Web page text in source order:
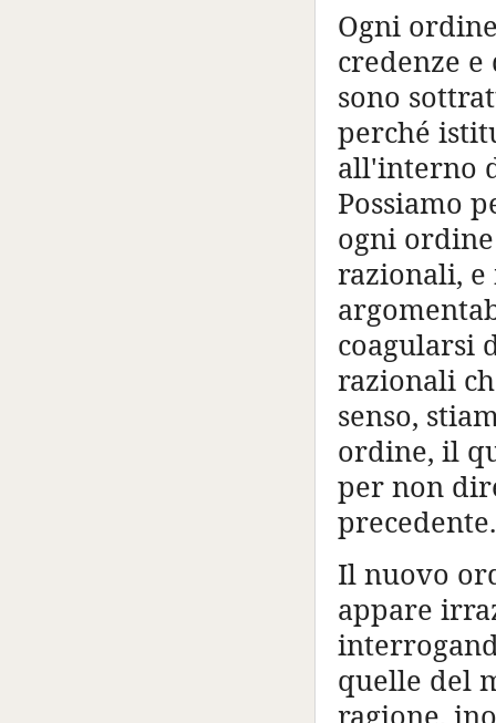
Ogni
credenze
sono
perché
all'interno
Possiamo
ogni
razionali, e
coagularsi
razionali
senso,
ordine, il
per non
precedente.
Il nuovo
appare
quelle del
ragione,